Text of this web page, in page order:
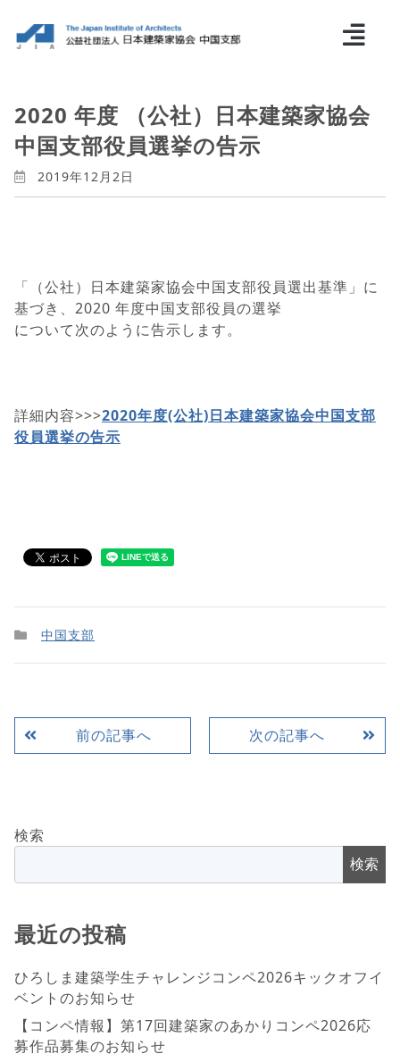
2020 年度 （公社）日本建築家協会
中国支部役員選挙の告示
2019年12月2日
「（公社）日本建築家協会中国支部役員選出基準」に
基づき、2020 年度中国支部役員の選挙
について次のように告示します。
詳細内容>>>2020年度(公社)日本建築家協会中国支部
役員選挙の告示
中国支部
前の記事へ 次の記事へ
検索
検索
最近の投稿
ひろしま建築学生チャレンジコンペ2026キックオフイ
ベントのお知らせ
【コンペ情報】第17回建築家のあかりコンペ2026応
募作品募集のお知らせ